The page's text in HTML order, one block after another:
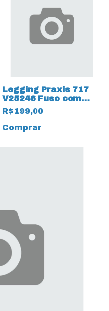
Legging Praxis 717
V25246 Fuso com
Proteção UV50+ Preto
R$199,00
Comprar